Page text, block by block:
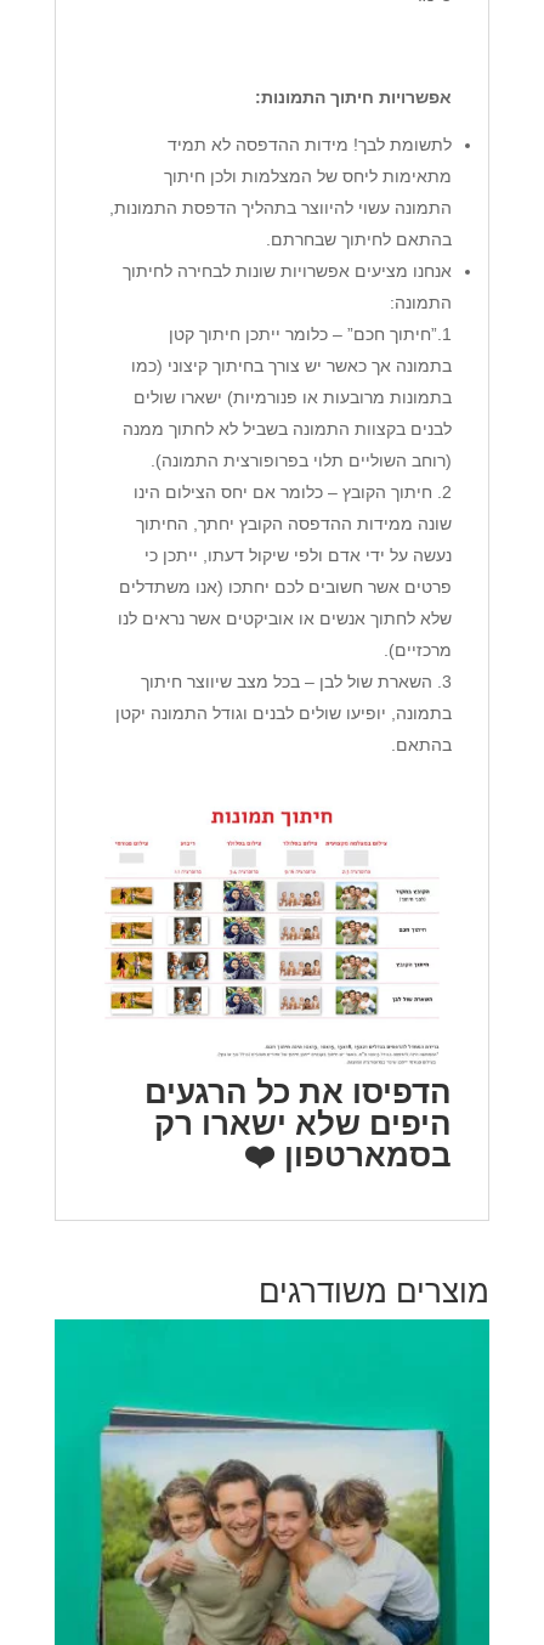
אפשרויות חיתוך התמונות:
לתשומת לבך! מידות ההדפסה לא תמיד
מתאימות ליחס של המצלמות ולכן חיתוך
התמונה עשוי להיווצר בתהליך הדפסת התמונות,
בהתאם לחיתוך שבחרתם.
אנחנו מציעים אפשרויות שונות לבחירה לחיתוך
התמונה:
1.”חיתוך חכם” – כלומר ייתכן חיתוך קטן
בתמונה אך כאשר יש צורך בחיתוך קיצוני (כמו
בתמונות מרובעות או פנורמיות) ישארו שולים
לבנים בקצוות התמונה בשביל לא לחתוך ממנה
(רוחב השוליים תלוי בפרופורצית התמונה).
2. חיתוך הקובץ – כלומר אם יחס הצילום הינו
שונה ממידות ההדפסה הקובץ יחתך, החיתוך
נעשה על ידי אדם ולפי שיקול דעתו, ייתכן כי
פרטים אשר חשובים לכם יחתכו (אנו משתדלים
שלא לחתוך אנשים או אוביקטים אשר נראים לנו
מרכזיים).
3. השארת שול לבן – בכל מצב שיווצר חיתוך
בתמונה, יופיעו שולים לבנים וגודל התמונה יקטן
בהתאם.
הדפיסו את כל הרגעים
היפים שלא ישארו רק
בסמארטפון ❤️
מוצרים משודרגים